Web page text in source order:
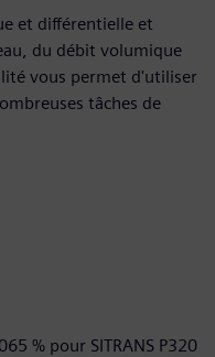
et différentielle et
du débit volumique
vous permet d'utiliser
tâches de
% pour SITRANS P320